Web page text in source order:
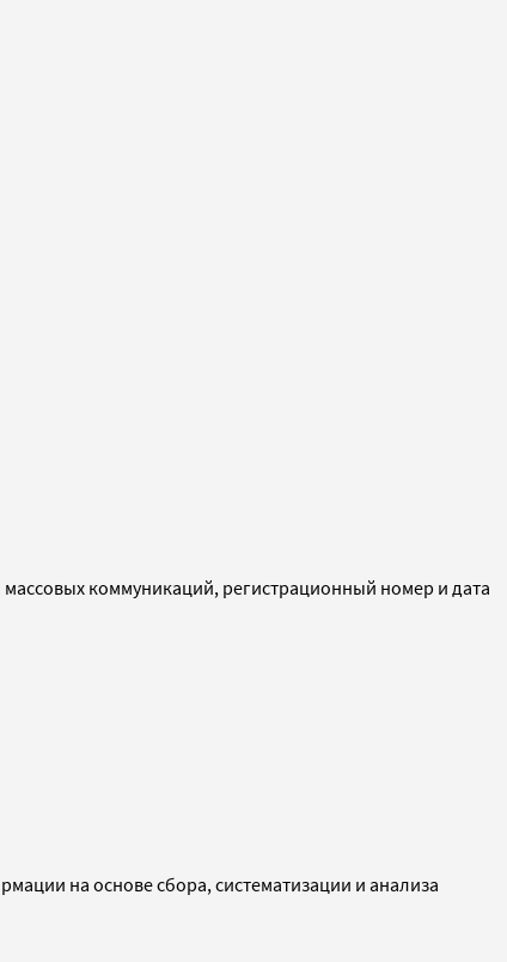
коммуникаций, регистрационный номер и дата
на основе сбора, систематизации и анализа